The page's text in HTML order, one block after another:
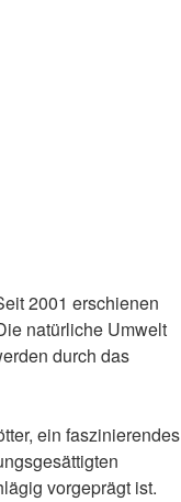
2001 erschienen
natürliche Umwelt
durch das
ein faszinierendes
vorgeprägt ist.